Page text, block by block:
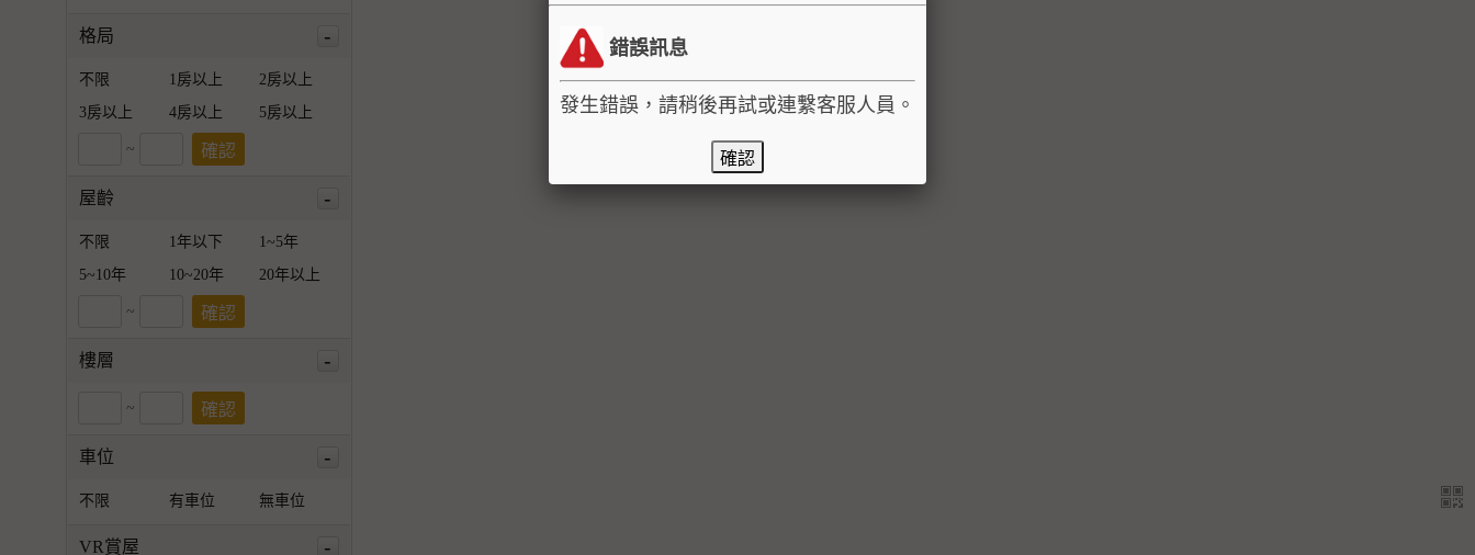
格局 -
不限 1房以上
2房以上
3房以上
4房以上 5房以上
~
屋齡 -
不限 1年以下
1~5年
5~10年
10~20年 20年以上
~
樓層 -
~
車位 -
不限 有車位 無車位
VR賞屋 -
錯誤訊息
發生錯誤，請稍後再試或連繫客服人員。
確認